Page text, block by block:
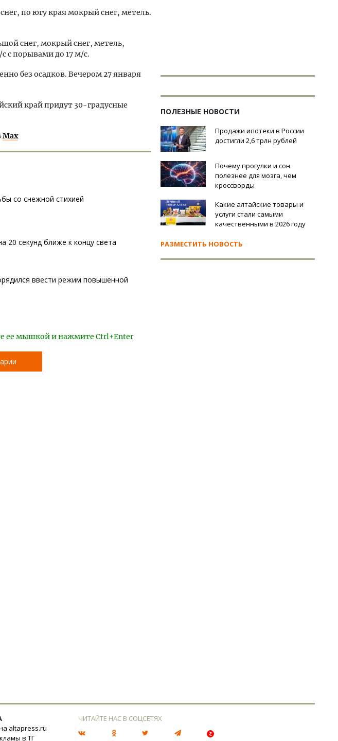
по югу края мокрый снег, метель.
снег, мокрый снег, метель,
с порывами до 17 м/с.
без осадков. Вечером 27 января
край придут 30-градусные
Max
со снежной стихией
20 секунд ближе к концу света
ввести режим повышенной
ее мышкой и нажмите Ctrl+Enter
ПОЛЕЗНЫЕ НОВОСТИ
Продажи ипотеки в России
достигли 2,6 трлн рублей
Почему прогулки и сон
полезнее для мозга, чем
кроссворды
Какие алтайские товары и
услуги стали самыми
качественными в 2026 году
РАЗМЕСТИТЬ НОВОСТЬ
altapress.ru
в ТГ
ЧИТАЙТЕ НАС В СОЦСЕТЯХ